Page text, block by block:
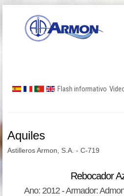
Flash informativo
Aquiles
Astilleros Armon, S.A. - C-719
Rebocador
Ano: 2012 - Armador: